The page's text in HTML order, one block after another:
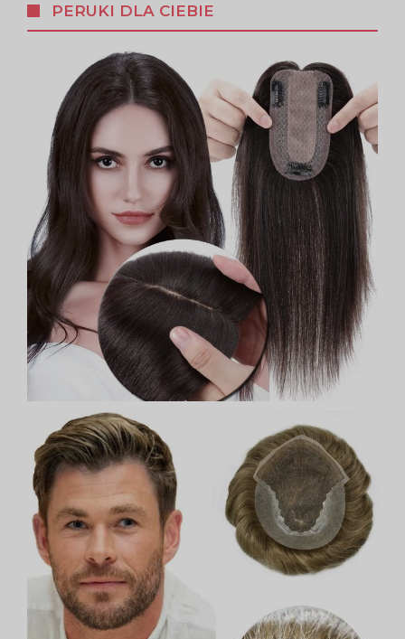
PERUKI DLA CIEBIE